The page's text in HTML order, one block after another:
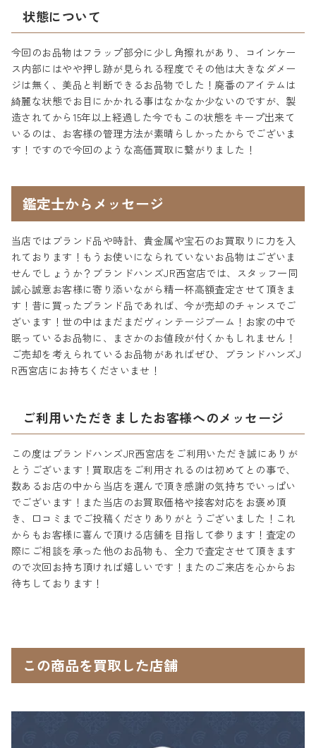
状態について
今回のお品物はフラップ部分に少し角擦れがあり、コインケー
ス内部にはやや押し跡が見られる程度でその他は大きなダメー
ジは無く、美品と判断できるお品物でした！廃番のアイテムは
綺麗な状態でお目にかかれる事はなかなか少ないのですが、製
造されてから15年以上経過した今でもこの状態をキープ出来て
いるのは、お客様の管理方法が素晴らしかったからでございま
す！ですので今回のような高価買取に繋がりました！
鑑定士からメッセージ
当店ではブランド品や時計、貴金属や宝石のお買取りに力を入
れております！もうお使いになられていないお品物はございま
せんでしょうか？ブランドハンズJR西宮店では、スタッフ一同
誠心誠意お客様に寄り添いながら精一杯高額査定させて頂きま
す！昔に買ったブランド品であれば、今が売却のチャンスでご
ざいます！世の中はまだまだヴィンテージブーム！お家の中で
眠っているお品物に、まさかのお値段が付くかもしれません！
ご売却を考えられているお品物があればぜひ、ブランドハンズJ
R西宮店にお持ちくださいませ！
ご利用いただきましたお客様へのメッセージ
この度はブランドハンズJR西宮店をご利用いただき誠にありが
とうございます！買取店をご利用されるのは初めてとの事で、
数あるお店の中から当店を選んで頂き感謝の気持ちでいっぱい
でございます！また当店のお買取価格や接客対応をお褒め頂
き、口コミまでご投稿くださりありがとうございました！これ
からもお客様に喜んで頂ける店舗を目指して参ります！査定の
際にご相談を承った他のお品物も、全力で査定させて頂きます
ので次回お持ち頂ければ嬉しいです！またのご来店を心からお
待ちしております！
この商品を買取した店舗